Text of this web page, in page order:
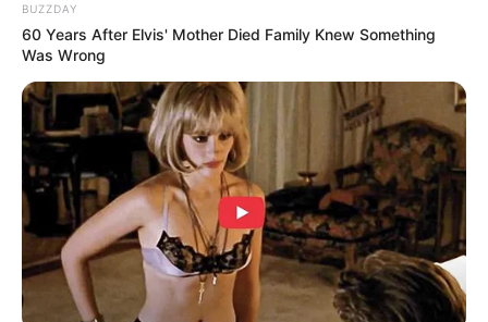
BUZZDAY
60 Years After Elvis' Mother Died Family Knew Something
Was Wrong